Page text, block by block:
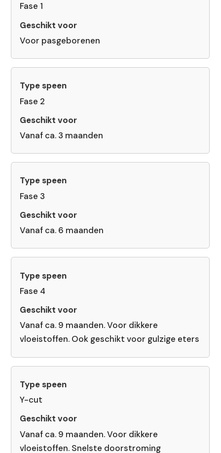
Fase 1
Voor pasgeborenen
Fase 2
Vanaf ca. 3 maanden
Fase 3
Vanaf ca. 6 maanden
Fase 4
Vanaf ca. 9 maanden. Voor dikkere
vloeistoffen. Ook geschikt voor gulzige eters
Y-cut
Vanaf ca. 9 maanden. Voor dikkere
vloeistoffen. Snelste doorstroming